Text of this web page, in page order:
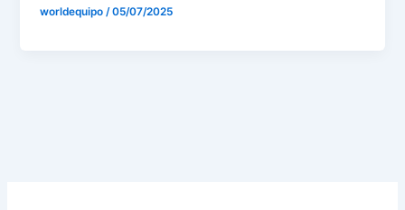
worldequipo/05/07/2025